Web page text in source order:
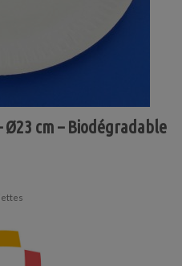
cm – Biodégradable